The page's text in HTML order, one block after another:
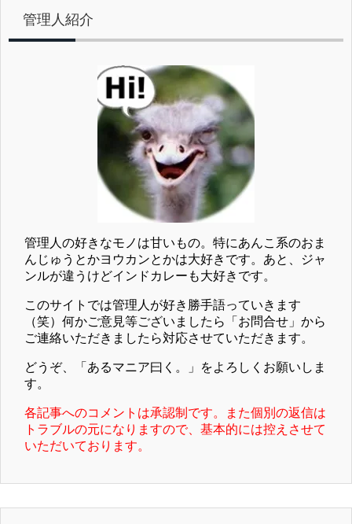
管理人紹介
管理人の好きなモノは甘いもの。特にあんこ系のおま
んじゅうとかヨウカンとかは大好きです。あと、ジャ
ンルが違うけどインドカレーも大好きです。
このサイトでは管理人が好き勝手語っていきます
（笑）何かご意見等ございましたら「お問合せ」から
ご連絡いただきましたら対応させていただきます。
どうぞ、「あるマニア曰く。」をよろしくお願いしま
す。
各記事へのコメントは承認制です。また個別の返信は
トラブルの元になりますので、基本的には控えさせて
いただいております。